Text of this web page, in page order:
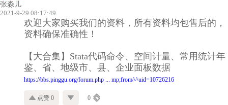
张淼儿
2021-9-29 08:17:49
欢迎大家购买我们的资料，所有资料均包售后的，
资料确保准确性！
【大合集】Stata代码命令、空间计量、常用统计年
鉴、省、地级市、县、企业面板数据
https://bbs.pinggu.org/forum.php ... mp;from^^uid=10726216
点赞 0 0